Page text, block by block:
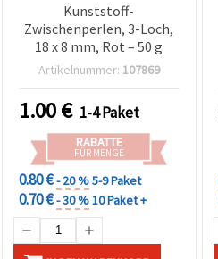
Kunststoff-
Zwischenperlen, 3-Loch,
18 x 8 mm, Rot – 50 g
Artikelnummer: 107869
1.00€ 1-4 Paket
RABATTE
FÜR MENGE
0.80 €- 20 %5-9 Paket
0.70 €- 30 %10 Paket +